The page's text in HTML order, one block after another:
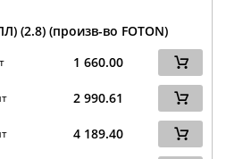
(2.8) (произв-во FOTON)
1 660.00
2 990.61
4 189.40